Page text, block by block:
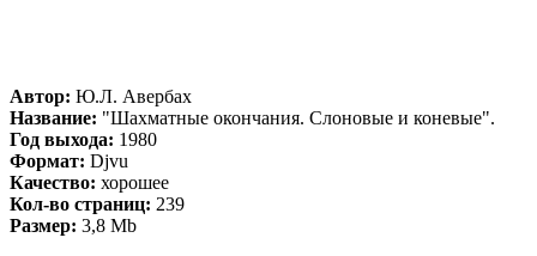
Автор: Ю.Л. Авербах
Название: "Шахматные окончания. Слоновые и коневые".
Год выхода: 1980
Формат: Djvu
Качество: хорошее
Кол-во страниц: 239
Размер: 3,8 Mb